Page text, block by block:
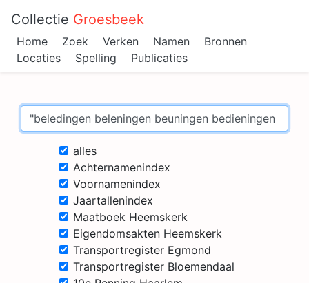
Collectie Groesbeek
Home Zoek Verken Namen
Bronnen
Locaties
Spelling Publicaties
alles
Achternamenindex
Voornamenindex
Jaartallenindex
Maatboek Heemskerk
Eigendomsakten Heemskerk
Transportregister Egmond
Transportregister Bloemendaal